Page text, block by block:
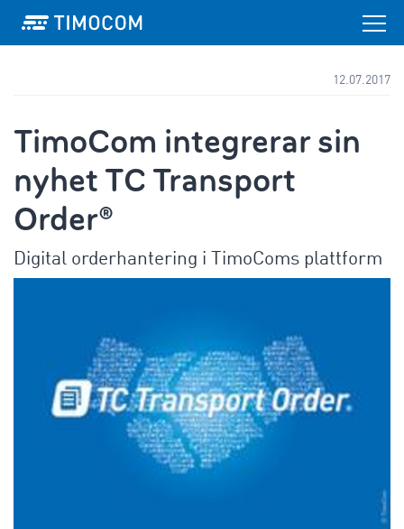
12.07.2017
TimoCom integrerar sin
nyhet TC Transport
Order®
Digital orderhantering i TimoComs plattform